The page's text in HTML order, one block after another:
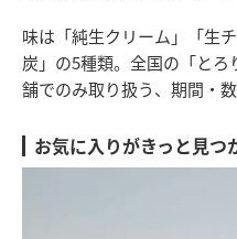
味は「純生クリーム」「生
炭」の5種類。全国の「と
舗でのみ取り扱う、期間・
お気に入りがきっと見つ